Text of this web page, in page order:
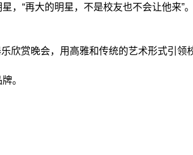
“再大的明星，不是校友也不会让他来”
赏晚会，用高雅和传统的艺术形式引领
。